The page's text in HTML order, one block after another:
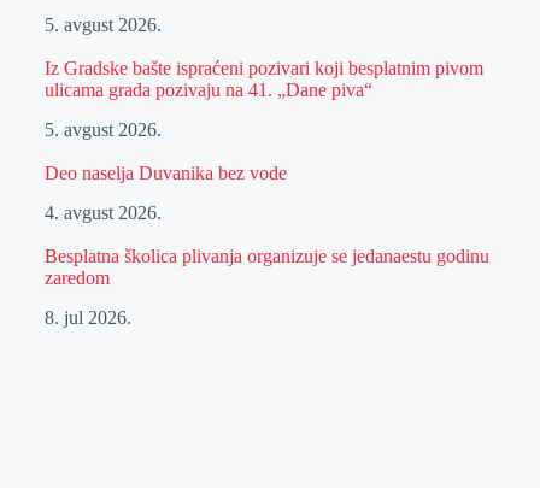
5. avgust 2026.
Iz Gradske bašte ispraćeni pozivari koji besplatnim pivom
ulicama grada pozivaju na 41. „Dane piva“
5. avgust 2026.
Deo naselja Duvanika bez vode
4. avgust 2026.
Besplatna školica plivanja organizuje se jedanaestu godinu
zaredom
8. jul 2026.